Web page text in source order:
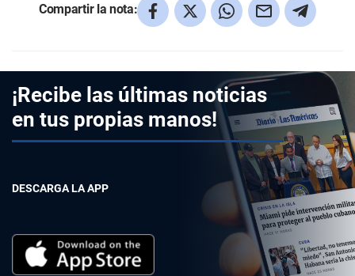
Compartir la nota:
¡Recibe las últimas noticias
en tus propias manos!
DESCARGA LA APP